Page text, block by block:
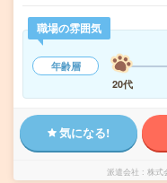
職場の雰囲気
年齢層
20代
気になる!
派遣会社 株式